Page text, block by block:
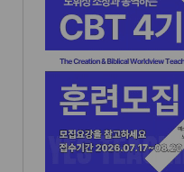
한기연 “전쟁을
중단하라”
정신건강 치